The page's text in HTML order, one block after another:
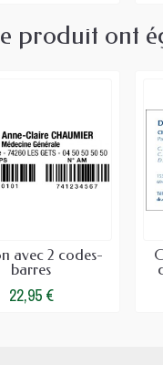
produit ont
avec 2 codes-
barres
22,95 €